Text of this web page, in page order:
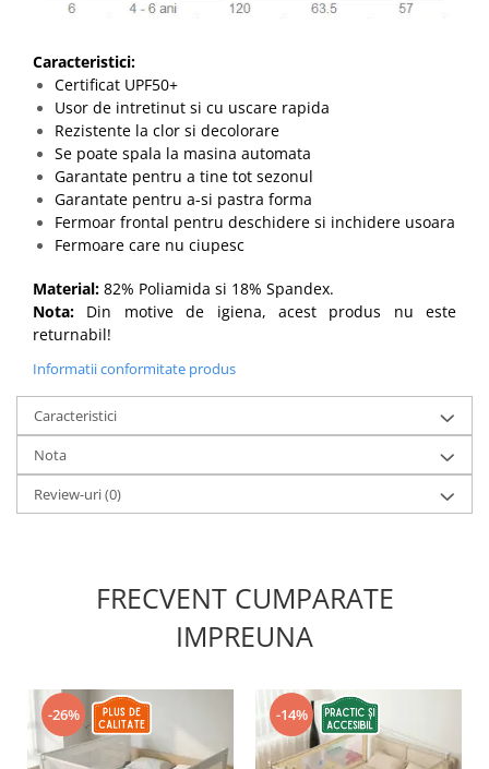
Caracteristici:
Certificat UPF50+
Usor de intretinut si cu uscare rapida
Rezistente la clor si decolorare
Se poate spala la masina automata
Garantate pentru a tine tot sezonul
Garantate pentru a-si pastra forma
Fermoar frontal pentru deschidere si inchidere usoara
Fermoare care nu ciupesc
Material: 82% Poliamida si 18% Spandex.
Nota: Din motive de igiena, acest produs nu este
returnabil!
Informatii conformitate produs
Caracteristici
Nota
Review-uri(0)
FRECVENT CUMPARATE
IMPREUNA
-26% -14%